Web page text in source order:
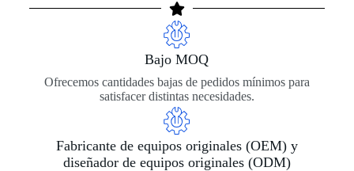
Bajo MOQ
Ofrecemos cantidades bajas de pedidos mínimos para
satisfacer distintas necesidades.
Fabricante de equipos originales (OEM) y
diseñador de equipos originales (ODM)